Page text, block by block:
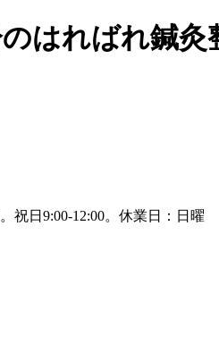
はればれ鍼灸